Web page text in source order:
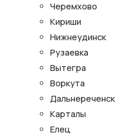
Черемхово
Кириши
Нижнеудинск
Рузаевка
Вытегра
Воркута
Дальнереченск
Карталы
Елец